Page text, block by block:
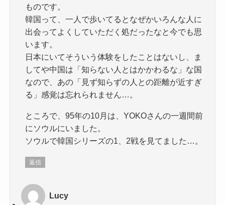
ものです。
韓国って、一人で歩いてるとなぜかいろんな人に
出会ってよくしていただく処だったなと今でも思
います。
日本にいてそういう体験をしたことはないし、ま
してや中国は「知らない人とはかかわるな」な国
なので、あの「見ず知らずの人との距離が近すぎ
る」感覚は忘れられません…。
ところで、95年の10月は、YOKOさんの一週間前
にソウルにいました。
ソウルで韓国シリーズの1、2戦を見てました…。
返信
Lucy